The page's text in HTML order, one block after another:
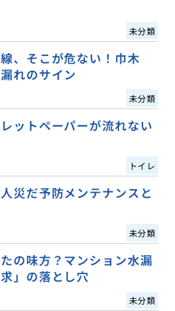
未分類
、そこが危ない！巾木
れのサイン
未分類
ットペーパーが流れない
トイレ
災だ予防メンテナンスと
未分類
の味方？マンション水漏
」の落とし穴
未分類